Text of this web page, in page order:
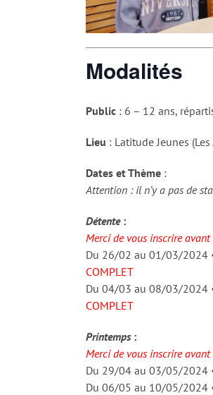
Modalités
Public : 6 – 12 ans,
Lieu : Latitude Jeunes
Dates et Thème :
Attention : il n’y a pas de
Détente:
Merci de vous inscrire avant
Du 26/02 au 01/03/2024
COMPLET
Du 04/03 au 08/03/2024
COMPLET
Printemps:
Merci de vous inscrire
Du 29/04 au 03/05/2024
Du 06/05 au 10/05/2024